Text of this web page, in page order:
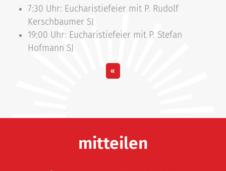
7:30 Uhr: Eucharistiefeier mit P. Rudolf
Kerschbaumer SJ
19:00 Uhr: Eucharistiefeier mit P. Stefan
Hofmann SJ
«
mitteilen